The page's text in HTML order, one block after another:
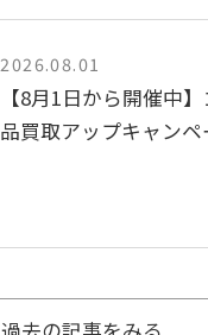
【8月1日から開催中
品買取アップキャンペ
2026.08.01